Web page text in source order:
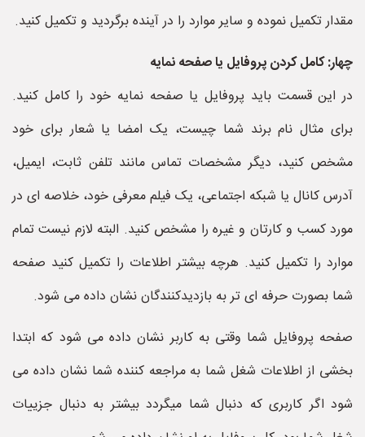
مقدار تکمیل نموده و سایر موارد را در آینده برگردید و تکمیل کنید.
چهار: کامل کردن پروفایل یا صفحه نمایه
در این قسمت باید پروفایل یا صفحه نمایه خود را کامل کنید.
برای مثال نام برند شما چیست، یک امضا یا شعار برای خود
مشخص کنید، دیگر مشخصات تماس مانند تلفن ثابت، ایمیل،
آدرس کانال یا شبکه اجتماعی، یک فیلم معرفی خود، خلاصه ای در
مورد کسب و کارتان و غیره را مشخص کنید. البته لازم نیست تمام
موارد را تکمیل کنید. هرچه بیشتر اطلاعات را تکمیل کنید صفحه
شما بصورت حرفه ای تر به بازدیدکنندگان نشان داده می شود.
صفحه پروفایل شما وقتی به کاربر نشان داده می شود که ابتدا
بخشی از اطلاعات شغل شما به مراجعه کننده شما نشان داده می
شود اگر کاربری که دنبال شما میگردد بیشتر به دنبال جزییات